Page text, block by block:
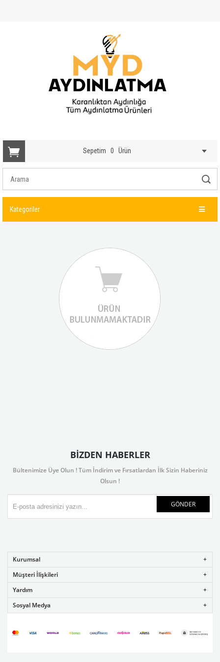
Sepetim 0 Ürün
Kategoriler
BIZDEN HABERLER
Bültenimize Üye Olun ! Tüm İndirim ve Fırsatlardan İlk Sizin Haberiniz
Olsun !
GÖNDER
Kurumsal
Müşteri İlişkileri
Yardım
Sosyal Medya